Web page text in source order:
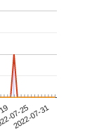
07-25
2022-07-31